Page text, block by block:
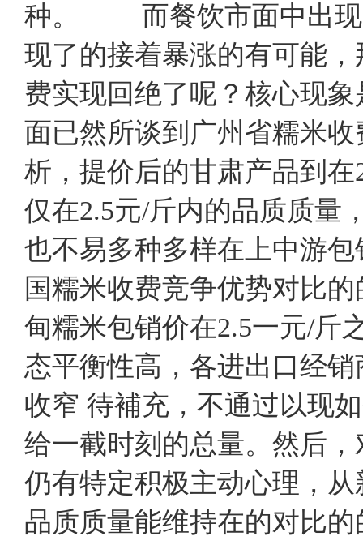
种。 而餐饮市面中出现
现了的接着暴涨的有可能
费实现回绝了呢？核心现
面已然所谈到广州省糯米
析，提价后的甘肃产品到
仅在2.5元/斤内的品质质量
也不易多种多样在上中游
国糯米收费竞争优势对比
甸糯米包销价在2.5一元/斤
态平衡性高，各进出口经
收窄 待補充，不通过以现
给一截时刻的总量。然后
仍有特定积极主动心理，
品质质量能维持在的对比